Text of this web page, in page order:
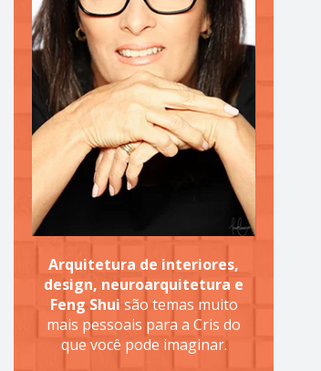
Arquitetura de interiores,
design, neuroarquitetura e
Feng Shui são temas muito
mais pessoais para a Cris do
que você pode imaginar.